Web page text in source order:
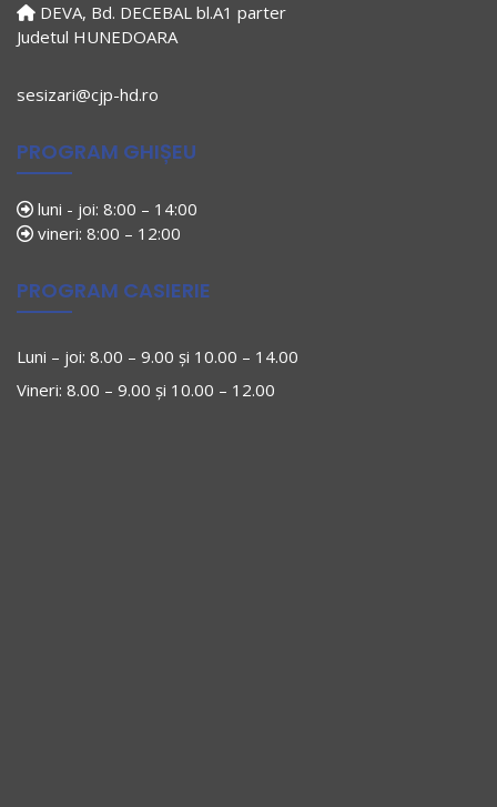
DEVA, Bd. DECEBAL bl.A1 parter
Judetul HUNEDOARA
sesizari@cjp-hd.ro
PROGRAM GHIȘEU
luni - joi: 8:00 – 14:00
vineri: 8:00 – 12:00
PROGRAM CASIERIE
Luni – joi: 8.00 – 9.00 și 10.00 – 14.00
Vineri: 8.00 – 9.00 și 10.00 – 12.00